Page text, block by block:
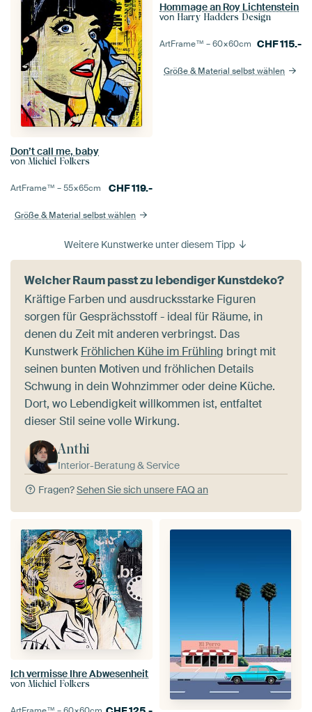
Don’t call me, baby
von Michiel Folkers
ArtFrame™ –55×65cm CHF119.-
Größe & Material selbst wählen
Hommage an Roy Lichtenstein
von Harry Hadders Design
ArtFrame™ –60×60cm CHF115.-
Größe & Material selbst wählen
Weitere Kunstwerke unter diesem Tipp
Welcher Raum passt zu lebendiger Kunstdeko?
Kräftige Farben und ausdrucksstarke Figuren
sorgen für Gesprächsstoff - ideal für Räume, in
denen du Zeit mit anderen verbringst. Das
Kunstwerk Fröhlichen Kühe im Frühling bringt mit
seinen bunten Motiven und fröhlichen Details
Schwung in dein Wohnzimmer oder deine Küche.
Dort, wo Lebendigkeit willkommen ist, entfaltet
dieser Stil seine volle Wirkung.
Anthi
Interior-Beratung & Service
Fragen?Sehen Sie sich unsere FAQ an
Ich vermisse Ihre Abwesenheit
von Michiel Folkers